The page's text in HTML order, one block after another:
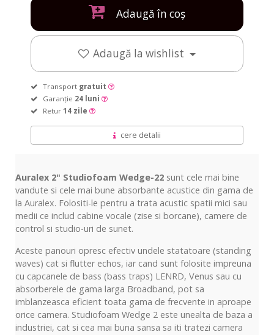
Adaugă în coș
Adaugă la wishlist
Transport gratuit
Garanție 24 luni
Retur 14 zile
cere detalii
Auralex 2" Studiofoam Wedge-22 sunt cele mai bine
vandute si cele mai bune absorbante acustice din gama de
la Auralex. Folositi-le pentru a trata acustic spatii mici sau
medii ce includ cabine vocale (zise si borcane), camere de
control si studio-uri de sunet.
Aceste panouri opresc efectiv undele statatoare (standing
waves) cat si flutter echos, iar cand sunt folosite impreuna
cu capcanele de bass (bass traps) LENRD, Venus sau cu
absorberele de gama larga Broadband, pot sa
imblanzeasca eficient toata gama de frecvente in aproape
orice camera. Studiofoam Wedge 2 este unealta de baza a
industriei, cat si cea mai buna sansa sa iti tratezi camera